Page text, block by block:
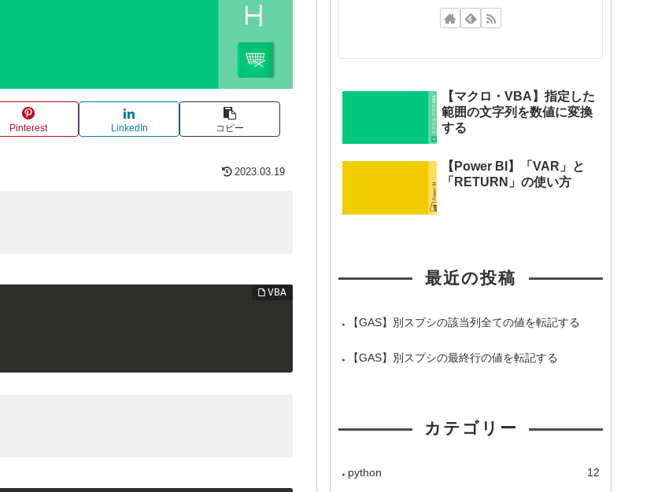
Pinterest LinkedIn コピー
2023.03.19
【マクロ・VBA】指定した
範囲の文字列を数値に変換
する
【Power BI】「VAR」と
「RETURN」の使い方
最近の投稿
【GAS】別スプシの該当列全ての値を転記する
【GAS】別スプシの最終行の値を転記する
カテゴリー
python 12